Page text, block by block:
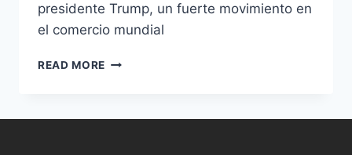
presidente Trump, un fuerte movimiento en
el comercio mundial
READ MORE